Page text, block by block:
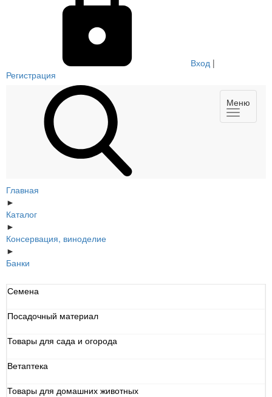
Вход |
Регистрация
Меню
Главная
►
Каталог
►
Консервация, виноделие
►
Банки
Семена
Посадочный материал
Товары для сада и огорода
Ветаптека
Товары для домашних животных